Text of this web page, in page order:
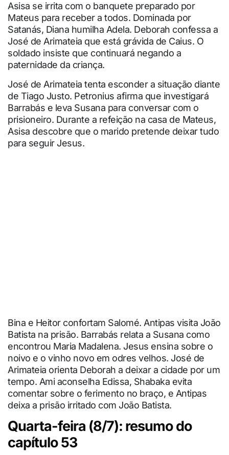
Asisa se irrita com o banquete preparado por
Mateus para receber a todos. Dominada por
Satanás, Diana humilha Adela. Deborah confessa a
José de Arimateia que está grávida de Caius. O
soldado insiste que continuará negando a
paternidade da criança.
José de Arimateia tenta esconder a situação diante
de Tiago Justo. Petronius afirma que investigará
Barrabás e leva Susana para conversar com o
prisioneiro. Durante a refeição na casa de Mateus,
Asisa descobre que o marido pretende deixar tudo
para seguir Jesus.
Bina e Heitor confortam Salomé. Antipas visita João
Batista na prisão. Barrabás relata a Susana como
encontrou Maria Madalena. Jesus ensina sobre o
noivo e o vinho novo em odres velhos. José de
Arimateia orienta Deborah a deixar a cidade por um
tempo. Ami aconselha Edissa, Shabaka evita
comentar sobre o ferimento no braço, e Antipas
deixa a prisão irritado com João Batista.
Quarta-feira (8/7): resumo do
capítulo 53